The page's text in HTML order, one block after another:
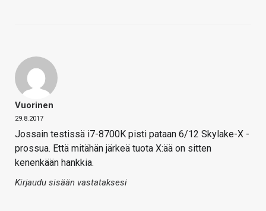
Vuorinen
29.8.2017
Jossain testissä i7-8700K pisti pataan 6/12 Skylake-X -
prossua. Että mitähän järkeä tuota X:ää on sitten
kenenkään hankkia.
Kirjaudu sisään vastataksesi